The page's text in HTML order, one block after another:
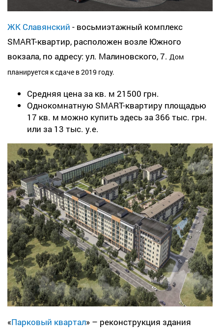
ЖК Славянский - восьмиэтажный комплекс
SMART-квартир, расположен возле Южного
вокзала, по адресу: ул. Малиновского, 7. Дом
планируется к сдаче в 2019 году.
Средняя цена за кв. м 21500 грн.
Однокомнатную SMART-квартиру площадью
17 кв. м можно купить здесь за 366 тыс. грн.
или за 13 тыс. у.е.
«Парковый квартал» – реконструкция здания